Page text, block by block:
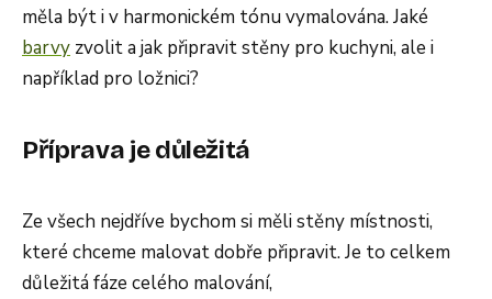
měla být i v harmonickém tónu vymalována. Jaké
barvy zvolit a jak připravit stěny pro kuchyni, ale i
například pro ložnici?
Příprava je důležitá
Ze všech nejdříve bychom si měli stěny místnosti,
které chceme malovat dobře připravit. Je to celkem
důležitá fáze celého malování,